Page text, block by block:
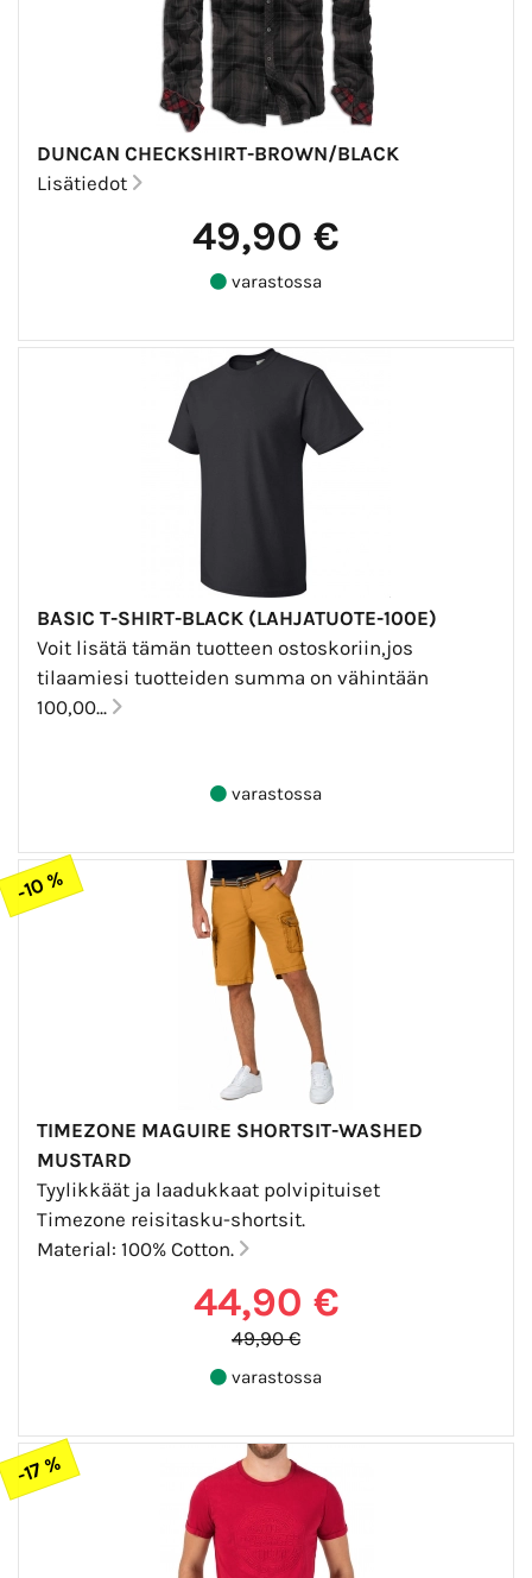
DUNCAN CHECKSHIRT-BROWN/BLACK
Lisätiedot
49,90 €
varastossa
BASIC T-SHIRT-BLACK (LAHJATUOTE-100E)
Voit lisätä tämän tuotteen ostoskoriin,jos
tilaamiesi tuotteiden summa on vähintään
100,00...
varastossa
-10 %
TIMEZONE MAGUIRE SHORTSIT-WASHED
MUSTARD
Tyylikkäät ja laadukkaat polvipituiset
Timezone reisitasku-shortsit.
Material: 100% Cotton.
44,90 €
49,90 €
varastossa
-17 %